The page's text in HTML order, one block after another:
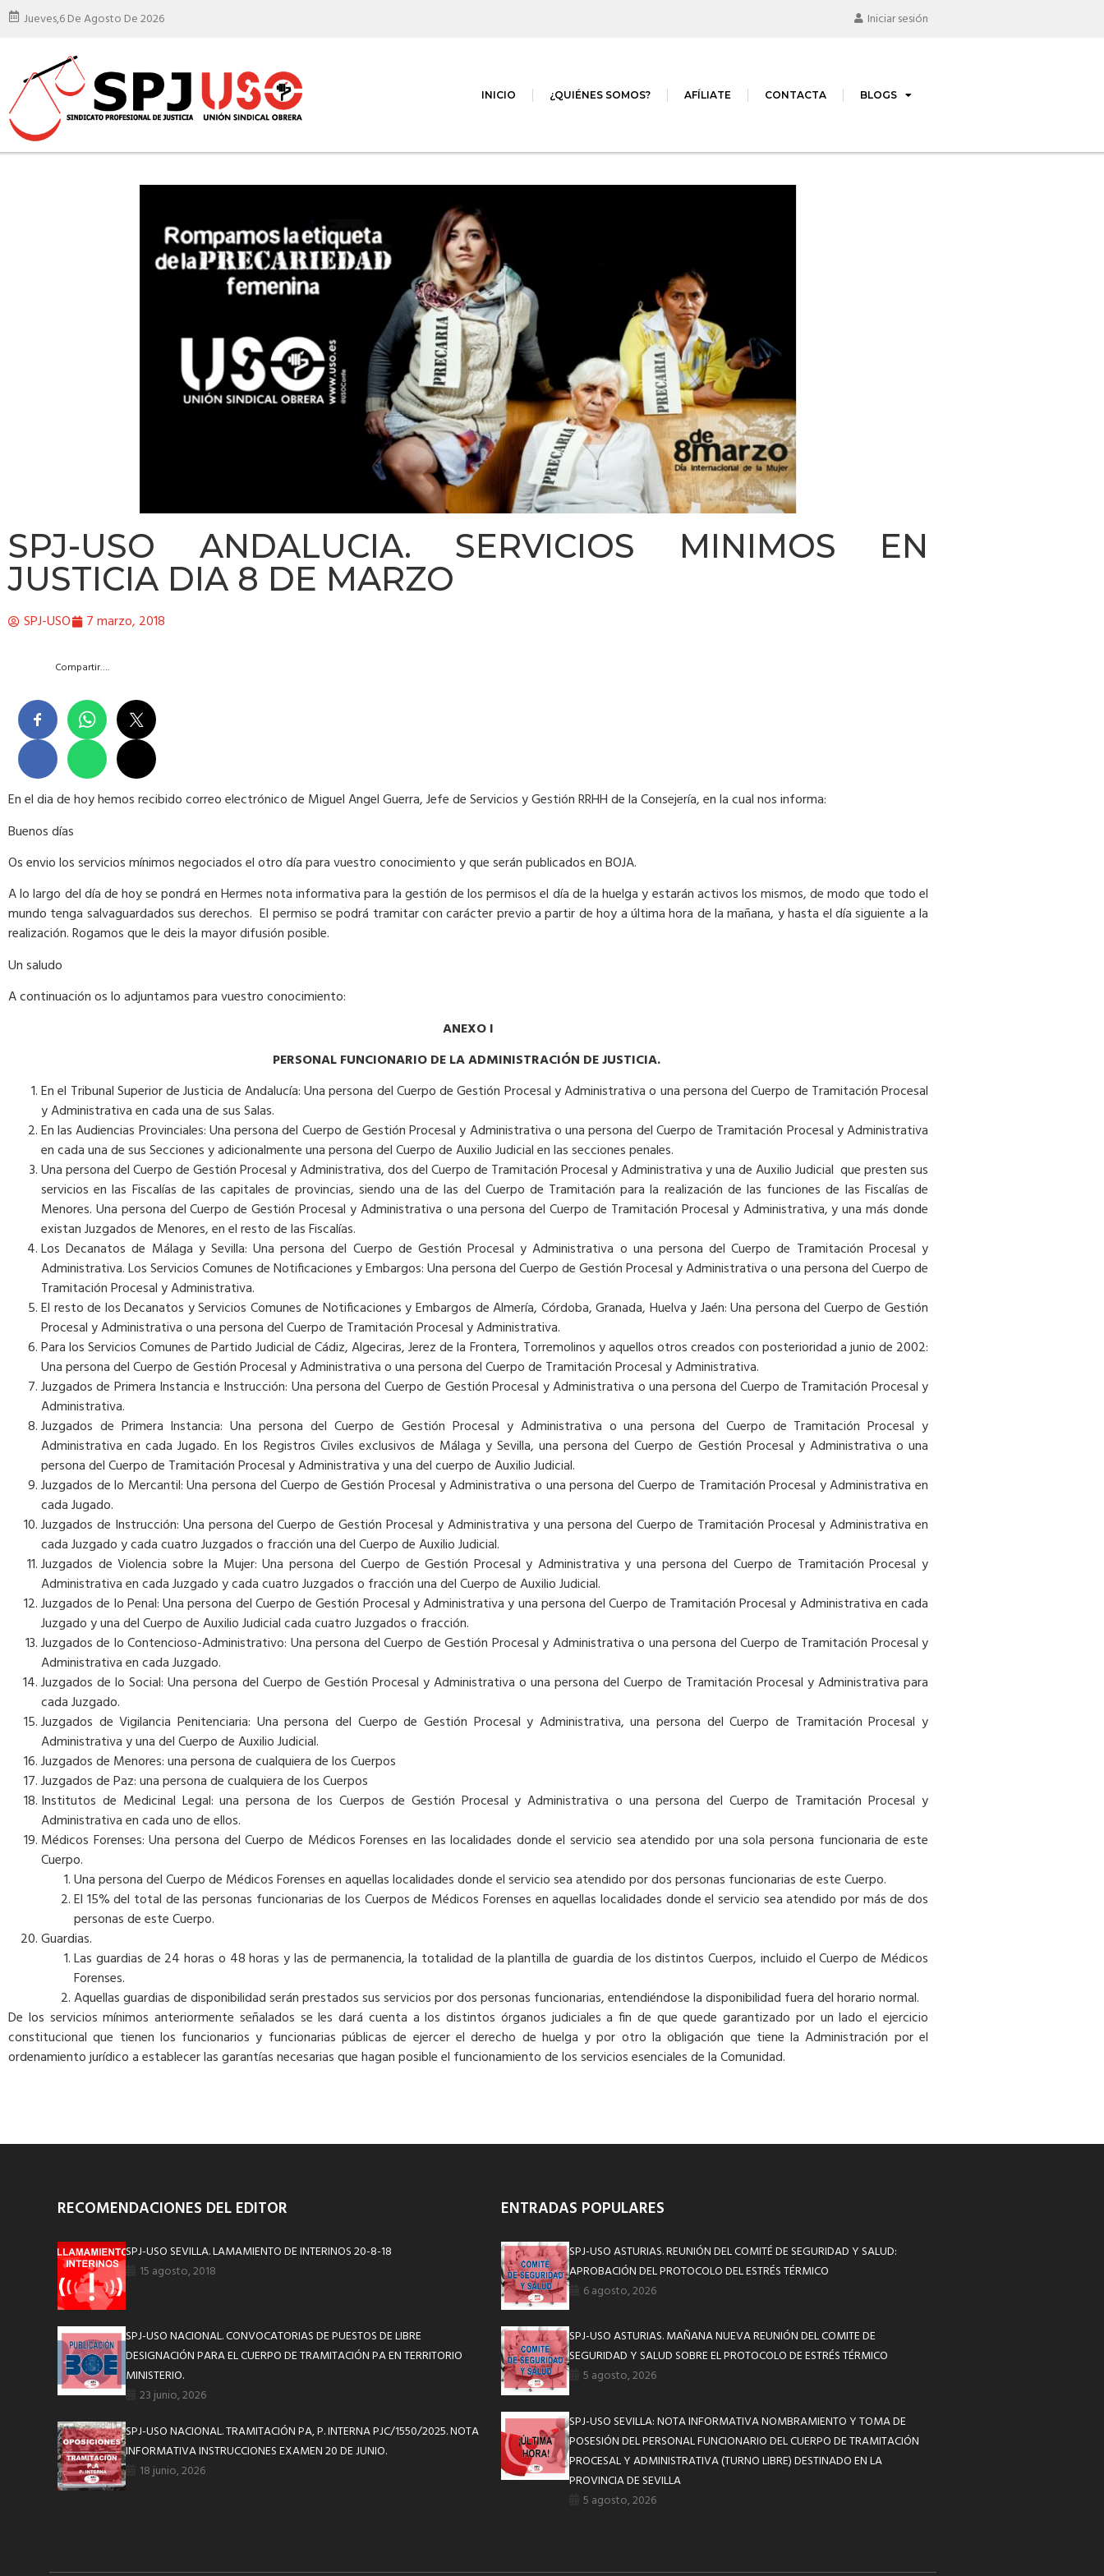
Jueves,6 De Agosto De 2026 Iniciar sesión
INICIO ¿QUIÉNES SOMOS? AFÍLIATE CONTACTA BLOGS
SPJ-USO ANDALUCIA. SERVICIOS MINIMOS EN
JUSTICIA DIA 8 DE MARZO
SPJ-USO 7 marzo, 2018
Compartir….
En el dia de hoy hemos recibido correo electrónico de Miguel Angel Guerra, Jefe de Servicios y Gestión RRHH de la Consejería, en la cual nos informa:
Buenos días
Os envio los servicios mínimos negociados el otro día para vuestro conocimiento y que serán publicados en BOJA.
A lo largo del día de hoy se pondrá en Hermes nota informativa para la gestión de los permisos el día de la huelga y estarán activos los mismos, de modo que todo el
mundo tenga salvaguardados sus derechos. El permiso se podrá tramitar con carácter previo a partir de hoy a última hora de la mañana, y hasta el día siguiente a la
realización. Rogamos que le deis la mayor difusión posible.
Un saludo
A continuación os lo adjuntamos para vuestro conocimiento:
ANEXO I
PERSONAL FUNCIONARIO DE LA ADMINISTRACIÓN DE JUSTICIA.
En el Tribunal Superior de Justicia de Andalucía: Una persona del Cuerpo de Gestión Procesal y Administrativa o una persona del Cuerpo de Tramitación Procesal
y Administrativa en cada una de sus Salas.
En las Audiencias Provinciales: Una persona del Cuerpo de Gestión Procesal y Administrativa o una persona del Cuerpo de Tramitación Procesal y Administrativa
en cada una de sus Secciones y adicionalmente una persona del Cuerpo de Auxilio Judicial en las secciones penales.
Una persona del Cuerpo de Gestión Procesal y Administrativa, dos del Cuerpo de Tramitación Procesal y Administrativa y una de Auxilio Judicial que presten sus
servicios en las Fiscalías de las capitales de provincias, siendo una de las del Cuerpo de Tramitación para la realización de las funciones de las Fiscalías de
Menores. Una persona del Cuerpo de Gestión Procesal y Administrativa o una persona del Cuerpo de Tramitación Procesal y Administrativa, y una más donde
existan Juzgados de Menores, en el resto de las Fiscalías.
Los Decanatos de Málaga y Sevilla: Una persona del Cuerpo de Gestión Procesal y Administrativa o una persona del Cuerpo de Tramitación Procesal y
Administrativa. Los Servicios Comunes de Notificaciones y Embargos: Una persona del Cuerpo de Gestión Procesal y Administrativa o una persona del Cuerpo de
Tramitación Procesal y Administrativa.
El resto de los Decanatos y Servicios Comunes de Notificaciones y Embargos de Almería, Córdoba, Granada, Huelva y Jaén: Una persona del Cuerpo de Gestión
Procesal y Administrativa o una persona del Cuerpo de Tramitación Procesal y Administrativa.
Para los Servicios Comunes de Partido Judicial de Cádiz, Algeciras, Jerez de la Frontera, Torremolinos y aquellos otros creados con posterioridad a junio de 2002:
Una persona del Cuerpo de Gestión Procesal y Administrativa o una persona del Cuerpo de Tramitación Procesal y Administrativa.
Juzgados de Primera Instancia e Instrucción: Una persona del Cuerpo de Gestión Procesal y Administrativa o una persona del Cuerpo de Tramitación Procesal y
Administrativa.
Juzgados de Primera Instancia: Una persona del Cuerpo de Gestión Procesal y Administrativa o una persona del Cuerpo de Tramitación Procesal y
Administrativa en cada Jugado. En los Registros Civiles exclusivos de Málaga y Sevilla, una persona del Cuerpo de Gestión Procesal y Administrativa o una
persona del Cuerpo de Tramitación Procesal y Administrativa y una del cuerpo de Auxilio Judicial.
Juzgados de lo Mercantil: Una persona del Cuerpo de Gestión Procesal y Administrativa o una persona del Cuerpo de Tramitación Procesal y Administrativa en
cada Jugado.
Juzgados de Instrucción: Una persona del Cuerpo de Gestión Procesal y Administrativa y una persona del Cuerpo de Tramitación Procesal y Administrativa en
cada Juzgado y cada cuatro Juzgados o fracción una del Cuerpo de Auxilio Judicial.
Juzgados de Violencia sobre la Mujer: Una persona del Cuerpo de Gestión Procesal y Administrativa y una persona del Cuerpo de Tramitación Procesal y
Administrativa en cada Juzgado y cada cuatro Juzgados o fracción una del Cuerpo de Auxilio Judicial.
Juzgados de lo Penal: Una persona del Cuerpo de Gestión Procesal y Administrativa y una persona del Cuerpo de Tramitación Procesal y Administrativa en cada
Juzgado y una del Cuerpo de Auxilio Judicial cada cuatro Juzgados o fracción.
Juzgados de lo Contencioso-Administrativo: Una persona del Cuerpo de Gestión Procesal y Administrativa o una persona del Cuerpo de Tramitación Procesal y
Administrativa en cada Juzgado.
Juzgados de lo Social: Una persona del Cuerpo de Gestión Procesal y Administrativa o una persona del Cuerpo de Tramitación Procesal y Administrativa para
cada Juzgado.
Juzgados de Vigilancia Penitenciaria: Una persona del Cuerpo de Gestión Procesal y Administrativa, una persona del Cuerpo de Tramitación Procesal y
Administrativa y una del Cuerpo de Auxilio Judicial.
Juzgados de Menores: una persona de cualquiera de los Cuerpos
Juzgados de Paz: una persona de cualquiera de los Cuerpos
Institutos de Medicinal Legal: una persona de los Cuerpos de Gestión Procesal y Administrativa o una persona del Cuerpo de Tramitación Procesal y
Administrativa en cada uno de ellos.
Médicos Forenses: Una persona del Cuerpo de Médicos Forenses en las localidades donde el servicio sea atendido por una sola persona funcionaria de este
Cuerpo.
Una persona del Cuerpo de Médicos Forenses en aquellas localidades donde el servicio sea atendido por dos personas funcionarias de este Cuerpo.
El 15% del total de las personas funcionarias de los Cuerpos de Médicos Forenses en aquellas localidades donde el servicio sea atendido por más de dos
personas de este Cuerpo.
Guardias.
Las guardias de 24 horas o 48 horas y las de permanencia, la totalidad de la plantilla de guardia de los distintos Cuerpos, incluido el Cuerpo de Médicos
Forenses.
Aquellas guardias de disponibilidad serán prestados sus servicios por dos personas funcionarias, entendiéndose la disponibilidad fuera del horario normal.
De los servicios mínimos anteriormente señalados se les dará cuenta a los distintos órganos judiciales a fin de que quede garantizado por un lado el ejercicio
constitucional que tienen los funcionarios y funcionarias públicas de ejercer el derecho de huelga y por otro la obligación que tiene la Administración por el
ordenamiento jurídico a establecer las garantías necesarias que hagan posible el funcionamiento de los servicios esenciales de la Comunidad.
RECOMENDACIONES DEL EDITOR
SPJ-USO SEVILLA. LAMAMIENTO DE INTERINOS 20-8-18
15 agosto, 2018
SPJ-USO NACIONAL. CONVOCATORIAS DE PUESTOS DE LIBRE
DESIGNACIÓN PARA EL CUERPO DE TRAMITACIÓN PA EN TERRITORIO
MINISTERIO.
23 junio, 2026
SPJ-USO NACIONAL. TRAMITACIÓN PA, P. INTERNA PJC/1550/2025. NOTA
INFORMATIVA INSTRUCCIONES EXAMEN 20 DE JUNIO.
18 junio, 2026
ENTRADAS POPULARES
SPJ-USO ASTURIAS. REUNIÓN DEL COMITÉ DE SEGURIDAD Y SALUD:
APROBACIÓN DEL PROTOCOLO DEL ESTRÉS TÉRMICO
6 agosto, 2026
SPJ-USO ASTURIAS. MAÑANA NUEVA REUNIÓN DEL COMITE DE
SEGURIDAD Y SALUD SOBRE EL PROTOCOLO DE ESTRÉS TÉRMICO
5 agosto, 2026
SPJ-USO SEVILLA: NOTA INFORMATIVA NOMBRAMIENTO Y TOMA DE
POSESIÓN DEL PERSONAL FUNCIONARIO DEL CUERPO DE TRAMITACIÓN
PROCESAL Y ADMINISTRATIVA (TURNO LIBRE) DESTINADO EN LA
PROVINCIA DE SEVILLA
5 agosto, 2026